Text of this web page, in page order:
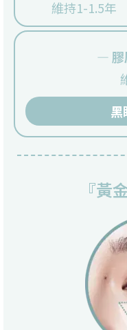
維持1-1.5年
— 膠
黑
『黃